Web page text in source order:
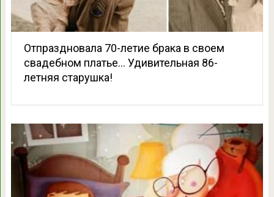
Отпраздновала 70-летие брака в своем
свадебном платье… Удивительная 86-
летняя старушка!